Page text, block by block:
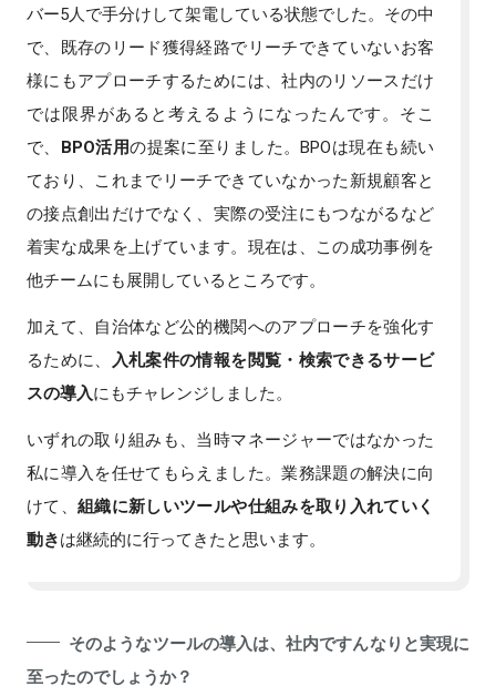
バー5人で手分けして架電している状態でした。その中
で、既存のリード獲得経路でリーチできていないお客
様にもアプローチするためには、社内のリソースだけ
では限界があると考えるようになったんです。そこ
で、 BPO活用の提案に至りました。BPOは現在も続い
ており、これまでリーチできていなかった新規顧客と
の接点創出だけでなく、実際の受注にもつながるなど
着実な成果を上げています。現在は、この成功事例を
他チームにも展開しているところです。
加えて、自治体など公的機関へのアプローチを強化す
るために、 入札案件の情報を閲覧・検索できるサービ
スの導入にもチャレンジしました。
いずれの取り組みも、当時マネージャーではなかった
私に導入を任せてもらえました。業務課題の解決に向
けて、組織に新しいツールや仕組みを取り入れていく
動きは継続的に行ってきたと思います。
そのようなツールの導入は、社内ですんなりと実現に
至ったのでしょうか？